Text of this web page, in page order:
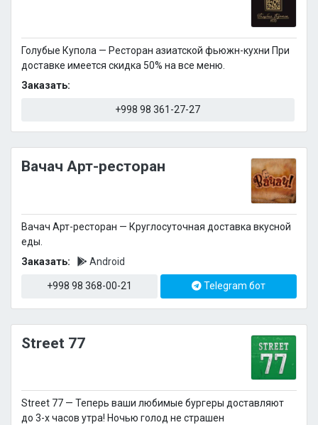
Голубые Купола — Ресторан азиатской фьюжн-кухни При
доставке имеется скидка 50% на все меню.
Заказать:
+998 98 361-27-27
Вачач Арт-ресторан
Вачач Арт-ресторан — Круглосуточная доставка вкусной
еды.
Заказать:
Android
+998 98 368-00-21 Telegram бот
Street 77
Street 77 — Теперь ваши любимые бургеры доставляют
до 3-х часов утра! Ночью голод не страшен